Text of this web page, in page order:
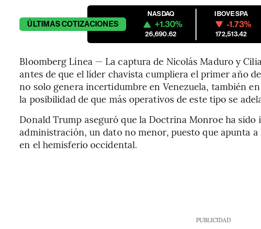
ÚLTIMASCOTIZACIONES
NASDAQ
+1.30%
26,690.62
IBOVESPA
-1.73%
172,513.42
Bloomberg Línea — La captura de Nicolás Maduro y
antes de que el líder chavista cumpliera el primer año
no solo genera incertidumbre en Venezuela, también
la posibilidad de que más operativos de este tipo se
Donald Trump aseguró que la Doctrina Monroe ha
administración, un dato no menor, puesto que apunta a
en el hemisferio occidental.
PUBLICIDAD